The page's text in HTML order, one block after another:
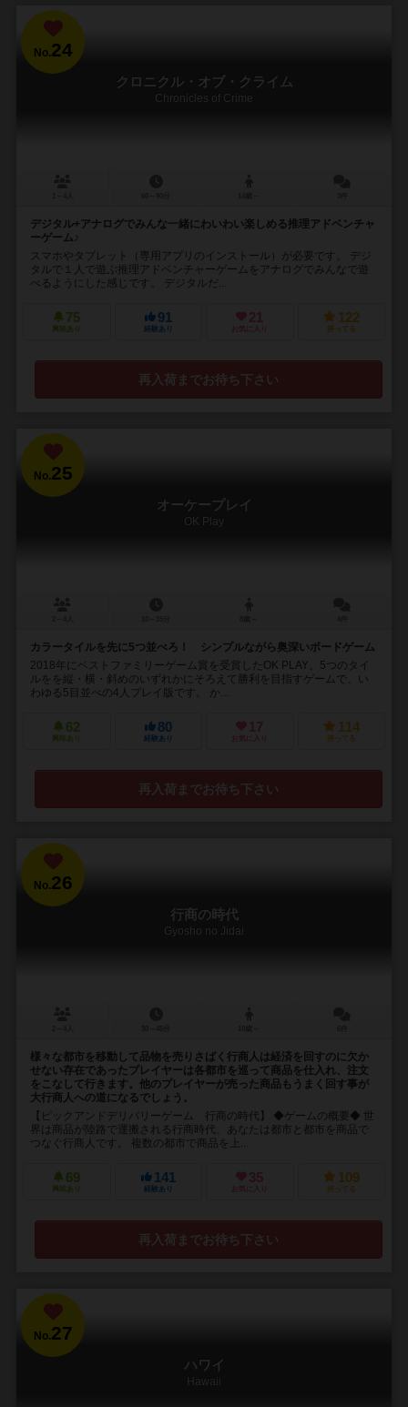
No.24
クロニクル・オブ・クライム
Chronicles of Crime
デジタル+アナログでみんな一緒にわいわい楽しめる推理アドベンチャ
ーゲーム♪
スマホやタブレット（専用アプリのインストール）が必要です。 デジ
タルで１人で遊ぶ推理アドベンチャーゲームをアナログでみんなで遊
べるようにした感じです。 デジタルだ...
75
興味あり
91
経験あり
21
お気に入り
122
持ってる
再入荷までお待ち下さい
No.25
オーケープレイ
OK Play
カラータイルを先に5つ並べろ！ シンプルながら奥深いボードゲーム
2018年にベストファミリーゲーム賞を受賞したOK PLAY。5つのタイ
ルをを縦・横・斜めのいずれかにそろえて勝利を目指すゲームで、い
わゆる5目並べの4人プレイ版です。 か...
62
興味あり
80
経験あり
17
お気に入り
114
持ってる
再入荷までお待ち下さい
No.26
行商の時代
Gyosho no Jidai
様々な都市を移動して品物を売りさばく行商人は経済を回すのに欠か
せない存在であったプレイヤーは各都市を巡って商品を仕入れ、注文
をこなして行きます。他のプレイヤーが売った商品もうまく回す事が
大行商人への道になるでしょう。
【ピックアンドデリバリーゲーム 行商の時代】 ◆ゲームの概要◆ 世
界は商品が陸路で運搬される行商時代、あなたは都市と都市を商品で
つなぐ行商人です。 複数の都市で商品を上...
69
興味あり
141
経験あり
35
お気に入り
109
持ってる
再入荷までお待ち下さい
No.27
ハワイ
Hawaii